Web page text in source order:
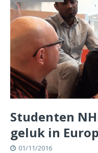
Studenten
geluk in
01/11/2016